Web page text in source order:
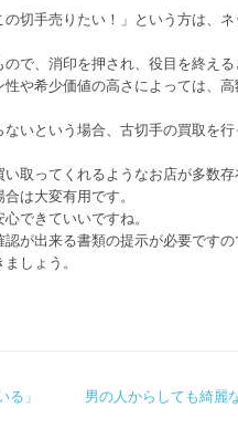
切手売りたい！」という方は、
で、消印を押され、役目を終え
や希少価値の高さによっては、
いという場合、古切手の買取を
取ってくれるようなお店が多数
は大変有用です。
できていいですね。
が出来る書類の提示が必要です
しょう。
」
男の人からしても綺麗